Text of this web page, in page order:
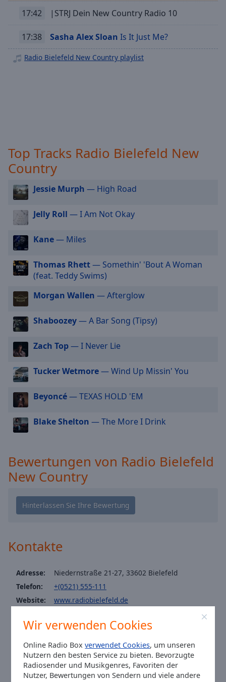
Wir verwenden Cookies
Online Radio Boxverwendet Cookies, um unseren
Nutzern den besten Service zu bieten. Bevorzugte
Radiosender und Musikgenres, Favoriten der
Nutzer, Bewertungen von Sendern und viele andere
off,
Track
window.
Beginning
dialog
Escape
cancel
and
close
Text
Color
Opacity
Text
Color
Opacity
Caption
Area
Background
Font
Edge
Family
Radio Bielefeld Schlager
Radio Bielefeld Urban
17:42 |STRJ Dein New Country Radio 10
17:38 Sasha Alex Sloan Is It Just Me?
Radio Bielefeld New Country playlist
Top Tracks Radio Bielefeld New
Country
Jessie Murph — High Road
Jelly Roll — I Am Not Okay
Kane— Miles
Thomas Rhett— Somethin' 'Bout A Woman
(feat. Teddy Swims)
Morgan Wallen — Afterglow
Shaboozey— A Bar Song (Tipsy)
Zach Top— I Never Lie
Tucker Wetmore— Wind Up Missin' You
Beyoncé— TEXAS HOLD 'EM
Blake Shelton — The More I Drink
Bewertungen von Radio Bielefeld
New Country
Kontakte
Adresse:
Niedernstraße 21-27, 33602 Bielefeld
Telefon:
+(0521) 555-111
Website:
www.radiobielefeld.de
Facebook: @radiobielefeld
Twitter:
@RadioBielefeld
Youtube:
@featured
Fax (0521) 555-112
werbung@radiobielefeld.de